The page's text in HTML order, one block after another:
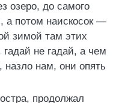
озеро, до самого
а потом наискосок —
зимой там этих
не гадай, а чем
нам, они опять
продолжал